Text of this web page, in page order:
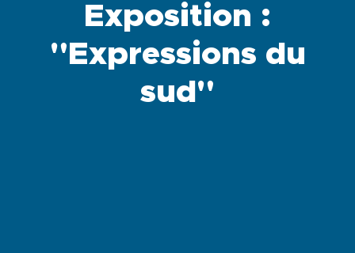
Exposition :
"Expressions du
sud"